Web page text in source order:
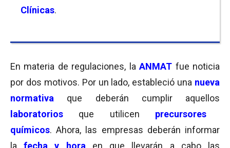
Clínicas.
En materia de regulaciones, laANMAT fue noticia
por dos motivos. Por un lado, estableció una nueva
normativa que deberán cumplir aquellos
laboratorios
que utilicen precursores
químicos. Ahora, las empresas deberán informar
lafecha y hora en que llevarán a cabo las